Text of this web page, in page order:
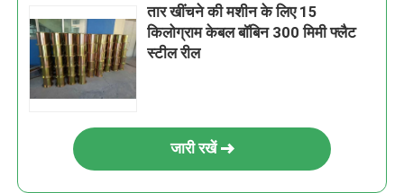
तार खींचने की मशीन के लिए 15
किलोग्राम केबल बॉबिन 300 मिमी फ्लैट
स्टील रील
जारी रखें